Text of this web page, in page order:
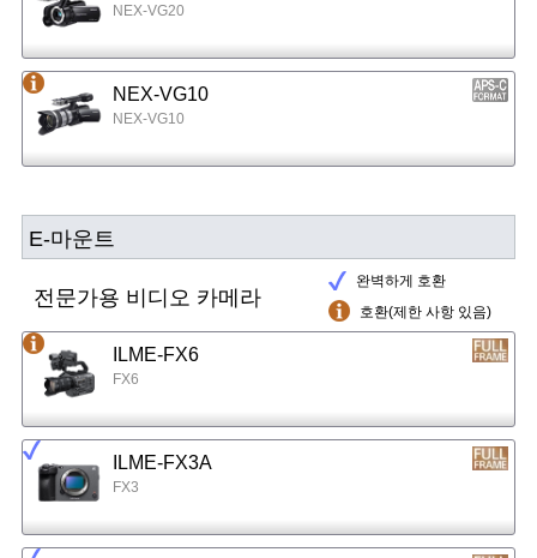
NEX-VG20
NEX-VG10
NEX-VG10
E-마운트
완벽하게 호환
호환(제한 사항 있음)
전문가용 비디오 카메라
ILME-FX6
FX6
ILME-FX3A
FX3